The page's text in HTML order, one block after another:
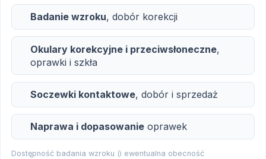
Badanie wzroku, dobór korekcji
Okulary korekcyjne i przeciwsłoneczne,
oprawki i szkła
Soczewki kontaktowe, dobór i sprzedaż
Naprawa i dopasowanie oprawek
Dostępność badania wzroku (i ewentualna obecność